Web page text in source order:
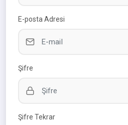
E-posta Adresi
Şifre
Şifre Tekrar